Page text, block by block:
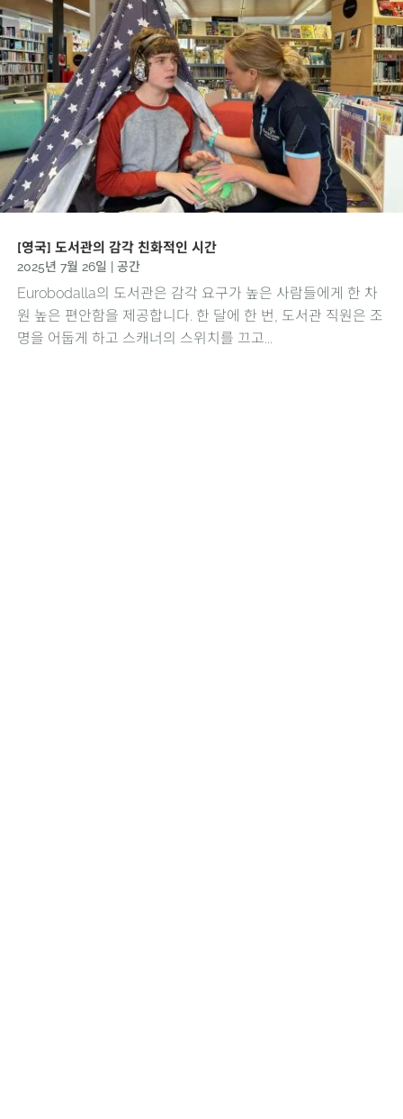
[영국] 도서관의 감각 친화적인 시간
2025년 7월 26일 공간
Eurobodalla의 도서관은 감각 요구가 높은 사람들에게 한 차
원 높은 편안함을 제공합니다. 한 달에 한 번, 도서관 직원은 조
명을 어둡게 하고 스캐너의 스위치를 끄고...